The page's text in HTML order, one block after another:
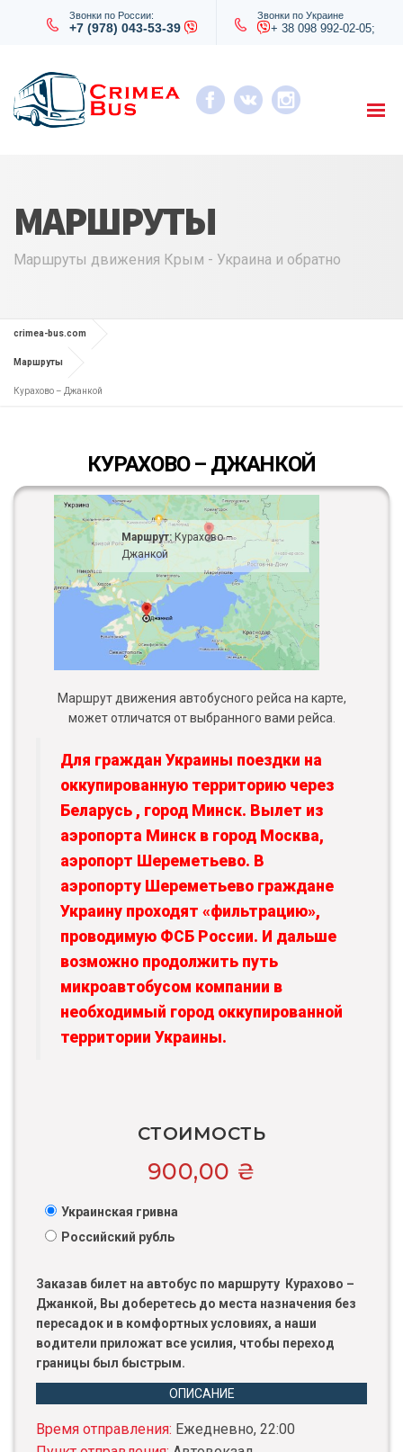
Звонки по России:
+7 (978) 043-53-39
Звонки по Украине
+ 38 098 992-02-05;
МАРШРУТЫ
Маршруты движения Крым - Украина и обратно
crimea-bus.com
Маршруты
Курахово – Джанкой
КУРАХОВО – ДЖАНКОЙ
Маршрут: Курахово –
Джанкой
Маршрут движения автобусного рейса на карте,
может отличатся от выбранного вами рейса.
Для граждан Украины поездки на
оккупированную территорию через
Беларусь , город Минск. Вылет из
аэропорта Минск в город Москва,
аэропорт Шереметьево. В
аэропорту Шереметьево граждане
Украину проходят «фильтрацию»,
проводимую ФСБ России. И дальше
возможно продолжить путь
микроавтобусом компании в
необходимый город оккупированной
территории Украины.
СТОИМОСТЬ
900,00 ₴
Украинская гривна
Российский рубль
Заказав билет на автобус по маршруту Курахово –
Джанкой, Вы доберетесь до места назначения без
пересадок и в комфортных условиях, а наши
водители приложат все усилия, чтобы переход
границы был быстрым.
ОПИСАНИЕ
Время отправления: Ежедневно, 22:00